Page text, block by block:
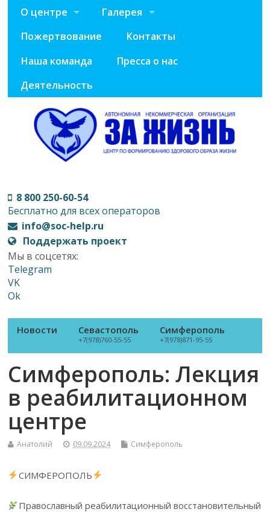
О центре
Галерея
Пожертвование
Контакты
Наша команда
Пресса о нас
Деятельность
8 800 250-60-54
Бесплатно для всех операторов
info@soc-help.ru
Поддержать проект
Мы в соцсетях:
Telegram
VK
Ok
Новости Севастополь
+7(978)760-55-55
Симферополь
+7(978)871-95-55
Симферополь: Лекция
в реабилитационном
центре
Анатолий 09.09.2024 Симферополь
СИМФЕРОПОЛЬ
Православный реабилитационный восстановительный